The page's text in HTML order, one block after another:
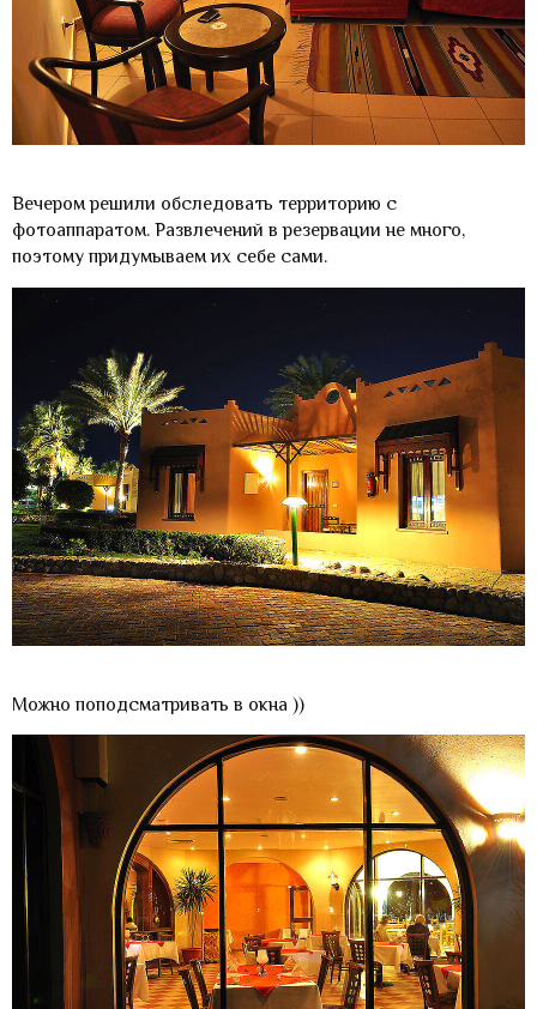
Вечером решили обследовать территорию с
фотоаппаратом. Развлечений в резервации не много,
поэтому придумываем их себе сами.
Можно поподсматривать в окна ))